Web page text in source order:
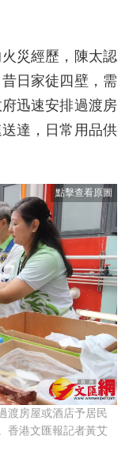
災經歷，陳太認
日家徒四壁，需
迅速安排過渡房
達，日常用品供
渡房屋或酒店予居民
香港文匯報記者黃艾